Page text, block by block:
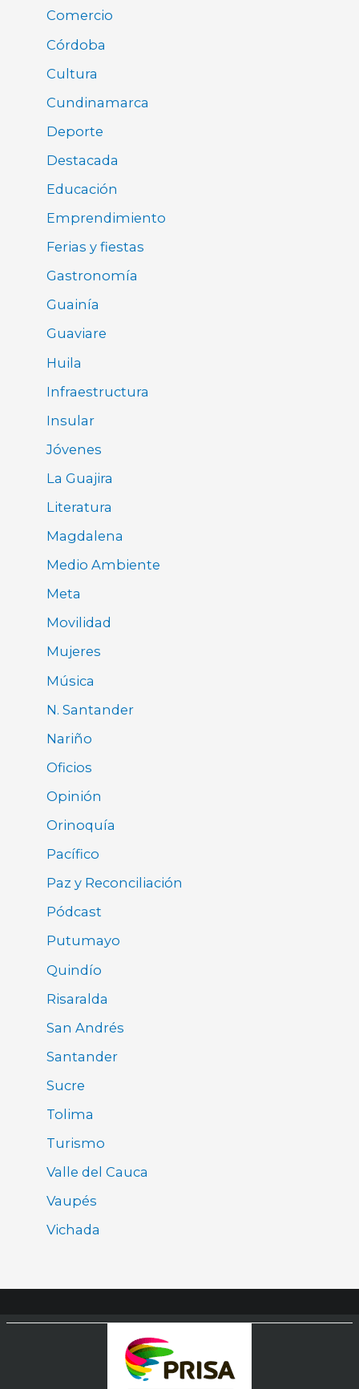
Comercio
Córdoba
Cultura
Cundinamarca
Deporte
Destacada
Educación
Emprendimiento
Ferias y fiestas
Gastronomía
Guainía
Guaviare
Huila
Infraestructura
Insular
Jóvenes
La Guajira
Literatura
Magdalena
Medio Ambiente
Meta
Movilidad
Mujeres
Música
N. Santander
Nariño
Oficios
Opinión
Orinoquía
Pacífico
Paz y Reconciliación
Pódcast
Putumayo
Quindío
Risaralda
San Andrés
Santander
Sucre
Tolima
Turismo
Valle del Cauca
Vaupés
Vichada